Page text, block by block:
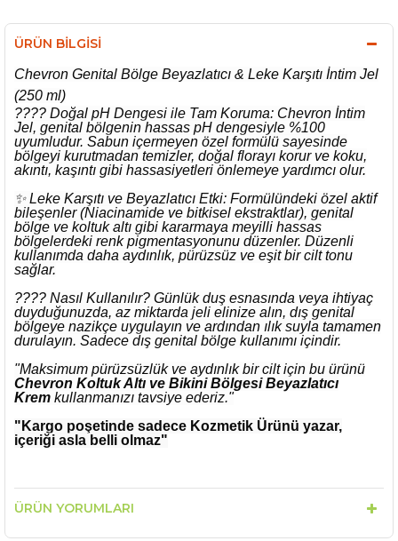
ÜRÜN BILGISI
Chevron Genital Bölge Beyazlatıcı & Leke Karşıtı İntim Jel
(250 ml)
???? Doğal pH Dengesi ile Tam Koruma: Chevron İntim
Jel, genital bölgenin hassas pH dengesiyle %100
uyumludur. Sabun içermeyen özel formülü sayesinde
bölgeyi kurutmadan temizler, doğal florayı korur ve koku,
akıntı, kaşıntı gibi hassasiyetleri önlemeye yardımcı olur.
✨ Leke Karşıtı ve Beyazlatıcı Etki: Formülündeki özel aktif
bileşenler (Niacinamide ve bitkisel ekstraktlar), genital
bölge ve koltuk altı gibi kararmaya meyilli hassas
bölgelerdeki renk pigmentasyonunu düzenler. Düzenli
kullanımda daha aydınlık, pürüzsüz ve eşit bir cilt tonu
sağlar.
???? Nasıl Kullanılır? Günlük duş esnasında veya ihtiyaç
duyduğunuzda, az miktarda jeli elinize alın, dış genital
bölgeye nazikçe uygulayın ve ardından ılık suyla tamamen
durulayın. Sadece dış genital bölge kullanımı içindir.
"Maksimum pürüzsüzlük ve aydınlık bir cilt için bu ürünü
Chevron Koltuk Altı ve Bikini Bölgesi Beyazlatıcı
Krem kullanmanızı tavsiye ederiz."
"Kargo poşetinde sadece Kozmetik Ürünü yazar,
içeriği asla belli olmaz"
ÜRÜN YORUMLARI